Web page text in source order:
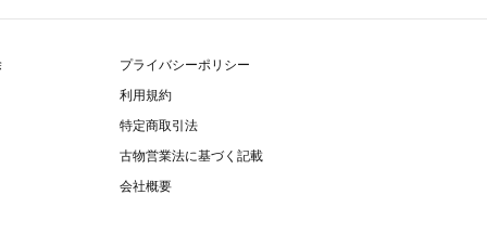
プライバシーポリシー
利用規約
特定商取引法
古物営業法に基づく記載
会社概要